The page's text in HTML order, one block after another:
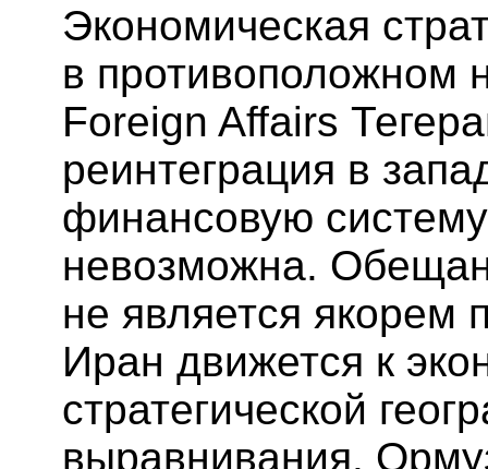
Экономическая
в противоположном
Foreign Affairs
реинтеграция в
финансовую
невозможна.
не является якорем
Иран движется к
стратегической
выравнивания.